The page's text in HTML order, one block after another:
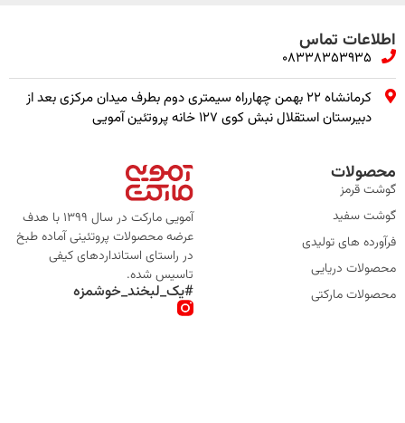
اطلاعات تماس
08338353935
کرمانشاه ۲۲ بهمن چهارراه سیمتری دوم بطرف میدان مرکزی بعد از
دبیرستان استقلال نبش کوی ۱۲۷ خانه پروتئین آمویی
محصولات
گوشت قرمز
گوشت سفید
فرآورده های تولیدی
محصولات دریایی
محصولات مارکتی
آمویی مارکت در سال 1399 با هدف
عرضه محصولات پروتئینی آماده طبخ
در راستای استانداردهای کیفی
تاسیس شده.
#یک_لبخند_خوشمزه